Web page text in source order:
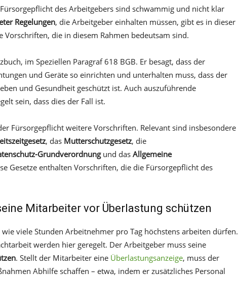
des Arbeitgebers sind schwammig und nicht klar
Regelungen, die Arbeitgeber einhalten müssen, gibt es in dieser
Vorschriften, die in diesem Rahmen bedeutsam sind.
im Speziellen Paragraf 618 BGB. Er besagt, dass der
und Geräte so einrichten und unterhalten muss, dass der
und Gesundheit geschützt ist. Auch auszuführende
sein, dass dies der Fall ist.
Fürsorgepflicht weitere Vorschriften. Relevant sind insbesondere
, das Mutterschutzgesetz, die
Grundverordnungund das Allgemeine
Gesetze enthalten Vorschriften, die die Fürsorgepflicht des
Mitarbeiter vor Überlastung schützen
viele Stunden Arbeitnehmer pro Tag höchstens arbeiten dürfen.
werden hier geregelt. Der Arbeitgeber muss seine
. Stellt der Mitarbeiter eine Überlastungsanzeige, muss der
Abhilfe schaffen – etwa, indem er zusätzliches Personal